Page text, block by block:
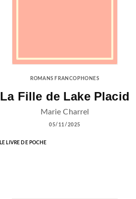
ROMANS FRANCOPHONES
La Fille de Lake Placid
Marie Charrel
05/11/2025
LE LIVRE DE POCHE